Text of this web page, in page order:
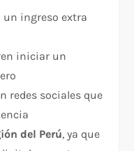
un ingreso extra
iniciar un
redes sociales que
del Perú, ya que